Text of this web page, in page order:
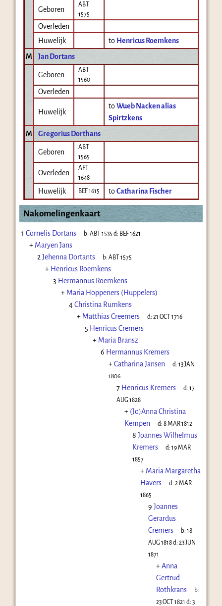
Geboren
ABT
1575
Overleden
Huwelijk
to Henricus Roemkens
M
Jan Dortans
Geboren
ABT
1560
Overleden
Huwelijk
toWueb Nacken alias
Spirtzkens
M
Gregorius Dorthans
Geboren
ABT
1565
Overleden
AFT
1648
Huwelijk BEF 1615 toCatharina Fischer
Nakomelingenkaart
1 Cornelis Dortans b:ABT 1535 d: BEF 1621
+ Maryen Jans
2 Jehenna Dortants b:ABT 1575
+ Henricus Roemkens
3 Hermannus Roemkens
+ Maria Hoppeners (Huppelers)
4Christina Rumkens
+ Matthias Creemers d:21 OCT 1716
5 Henricus Cremers
+ Maria Bransz
6 Hermannus Kremers
+Catharina Jansen d:13 JAN
1806
7 Henricus Kremers d:17
AUG 1828
+ (Jo)Anna Christina
Kempen
d:8 MAR 1812
8 Joannes Wilhelmus
Kremers
d:19 MAR
1857
+ Maria Margaretha
Havers
d:2 MAR
1865
9 Joannes
Gerardus
Cremers
b:18
AUG 1818d: 23 JUN
1871
+Anna
Gertrud
Rothkrans
b:
23 OCT 1821 d: 3